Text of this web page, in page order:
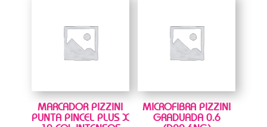
MARCADOR PIZZINI
PUNTA PINCEL PLUS X
MICROFIBRA PIZZINI
GRADUADA 0.6